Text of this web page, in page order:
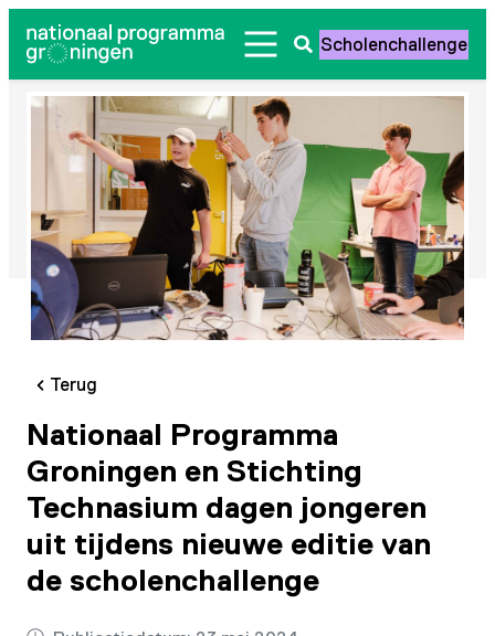
naar
de
inhoud
Zoeken
openen
Scholenchallenge
Terug
Nationaal Programma
Groningen en Stichting
Technasium dagen jongeren
uit tijdens nieuwe editie van
de scholenchallenge